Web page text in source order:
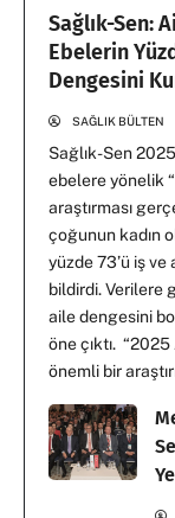
Sağlık-Sen:
Ebelerin
Dengesini
SAĞLIK BÜLTEN
Sağlık-Sen
ebelere yönelik
araştırması
çoğunun kadın
yüzde 73’ü iş ve
bildirdi. Verilere
aile dengesini
öne çıktı. “2025
önemli bir